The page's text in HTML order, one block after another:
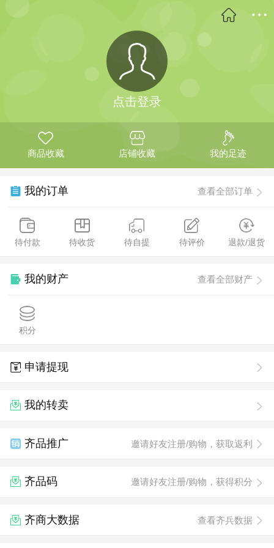
点击登录
商品收藏 店铺收藏 我的足迹
我的订单 查看全部订单
待付款 待收货 待自提 待评价 退款/退货
我的财产 查看全部财产
积分
申请提现
我的转卖
齐品推广 邀请好友注册/购物，获取返利
齐品码 邀请好友注册/购物，获得积分
齐商大数据 查看齐兵数据